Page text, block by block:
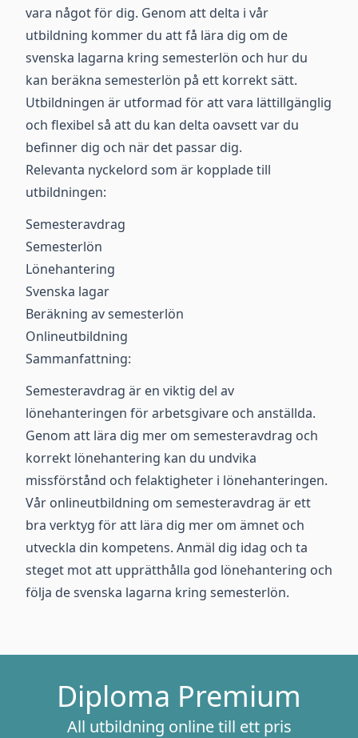
vara något för dig. Genom att delta i vår
utbildning kommer du att få lära dig om de
svenska lagarna kring semesterlön och hur du
kan beräkna semesterlön på ett korrekt sätt.
Utbildningen är utformad för att vara lättillgänglig
och flexibel så att du kan delta oavsett var du
befinner dig och när det passar dig.
Relevanta nyckelord som är kopplade till
utbildningen:
Semesteravdrag
Semesterlön
Lönehantering
Svenska lagar
Beräkning av semesterlön
Onlineutbildning
Sammanfattning:
Semesteravdrag är en viktig del av
lönehanteringen för arbetsgivare och anställda.
Genom att lära dig mer om semesteravdrag och
korrekt lönehantering kan du undvika
missförstånd och felaktigheter i lönehanteringen.
Vår onlineutbildning om semesteravdrag är ett
bra verktyg för att lära dig mer om ämnet och
utveckla din kompetens. Anmäl dig idag och ta
steget mot att upprätthålla god lönehantering och
följa de svenska lagarna kring semesterlön.
Diploma Premium
All utbildning online till ett pris